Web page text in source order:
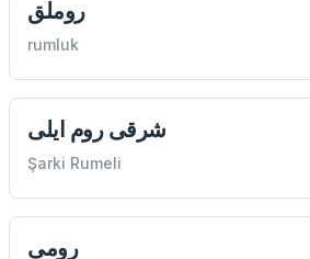
روملق
rumluk
شرقی روم ايلی
Şarki Rumeli
رومی